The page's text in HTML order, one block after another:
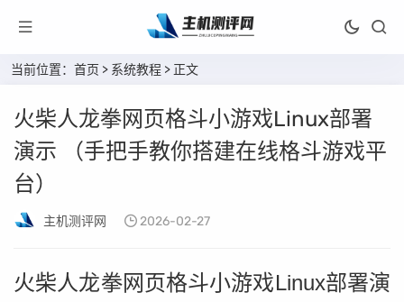
当前位置： 首页 > 系统教程 > 正文
火柴人龙拳网页格斗小游戏Linux部署
演示 （手把手教你搭建在线格斗游戏平
台）
主机测评网 2026-02-27
火柴人龙拳网页格斗小游戏Linux部署演